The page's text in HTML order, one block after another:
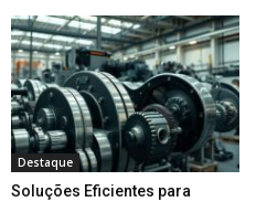
Destaque
Soluções Eficientes para